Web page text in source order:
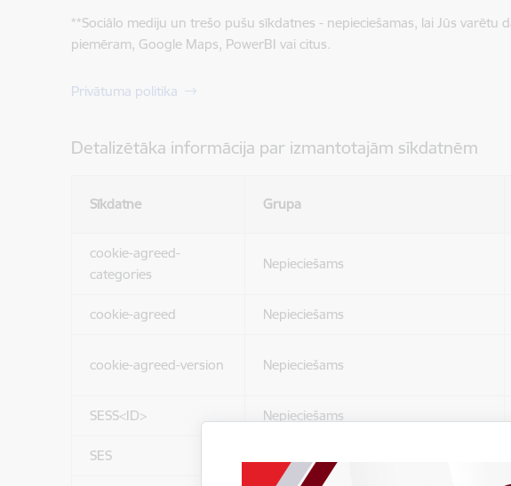
**Sociālo mediju un trešo pušu sīkdatnes - nepieciešamas, lai Jūs
piemēram, Google Maps, PowerBI vai citus.
Privātuma politika
Detalizētāka informācija par izmantotajām sīkdatnēm
Sīkdatne Grupa
cookie-agreed-
categories
Nepieciešams
cookie-agreed Nepieciešams
cookie-agreed-version Nepieciešams
SESS<ID> Nepieciešams
SES